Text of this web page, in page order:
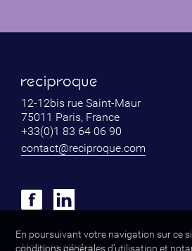
12-12bis rue Saint-Maur
75011 Paris, France
+33(0)1 83 64 06 90
contact@reciproque.com
Nous rejoindre
En poursuivant votre navigation sur ce
conditions générales d’utilisation et